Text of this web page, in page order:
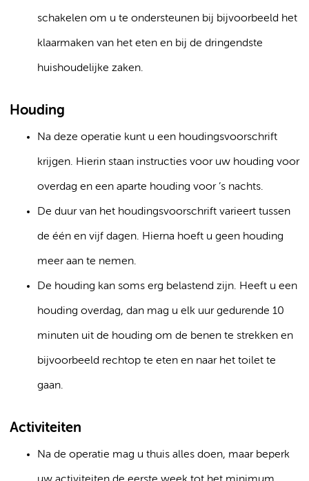
schakelen om u te ondersteunen bij bijvoorbeeld het
klaarmaken van het eten en bij de dringendste
huishoudelijke zaken.
Houding
Na deze operatie kunt u een houdingsvoorschrift
krijgen. Hierin staan instructies voor uw houding voor
overdag en een aparte houding voor ’s nachts.
De duur van het houdingsvoorschrift varieert tussen
de één en vijf dagen. Hierna hoeft u geen houding
meer aan te nemen.
De houding kan soms erg belastend zijn. Heeft u een
houding overdag, dan mag u elk uur gedurende 10
minuten uit de houding om de benen te strekken en
bijvoorbeeld rechtop te eten en naar het toilet te
gaan.
Activiteiten
Na de operatie mag u thuis alles doen, maar beperk